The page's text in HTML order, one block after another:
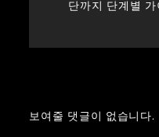
단까지 단계별 가
보여줄 댓글이 없습니다.